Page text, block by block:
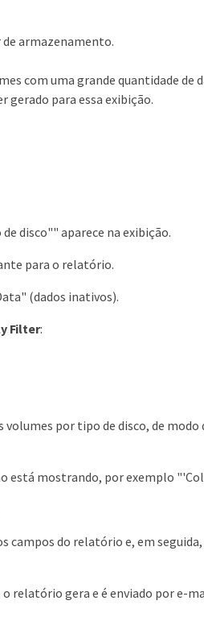
armazenamento.
com uma grande quantidade de
gerado para essa exibição.
disco"" aparece na exibição.
para o relatório.
(dados inativos).
Filter:
por tipo de disco, de modo
está mostrando, por exemplo
do relatório e, em
relatório gera e é enviado por e-